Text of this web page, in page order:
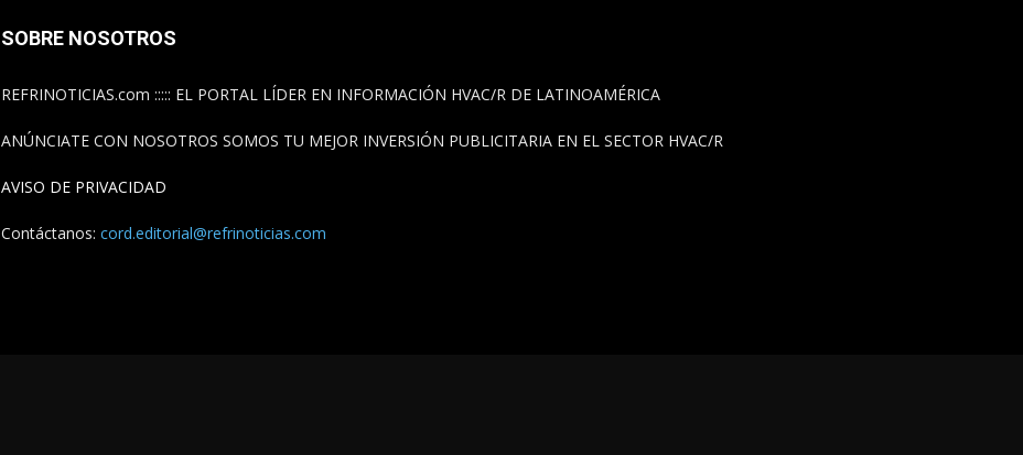
SOBRE NOSOTROS
REFRINOTICIAS.com ::::: EL PORTAL LÍDER EN INFORMACIÓN HVAC/R DE LATINOAMÉRICA
ANÚNCIATE CON NOSOTROS SOMOS TU MEJOR INVERSIÓN PUBLICITARIA EN EL SECTOR HVAC/R
AVISO DE PRIVACIDAD
Contáctanos: cord.editorial@refrinoticias.com